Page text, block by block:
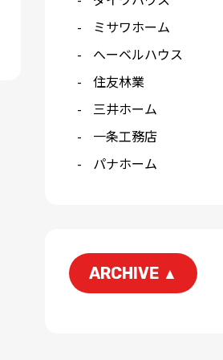
ミサワホーム
へーベルハウス
住友林業
三井ホーム
一条工務店
パナホーム
ARCHIVE ▲